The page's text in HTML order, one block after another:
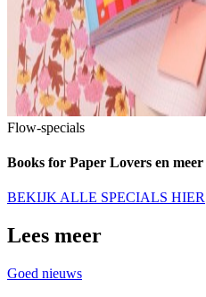
Flow-specials
Books for Paper Lovers en meer
BEKIJK ALLE SPECIALS HIER
Lees meer
Goed nieuws